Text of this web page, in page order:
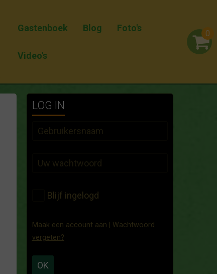
Gastenboek Blog Foto's
Video's
0
LOG IN
Blijf ingelogd
Maak een account aan
Wachtwoord
vergeten?
OK